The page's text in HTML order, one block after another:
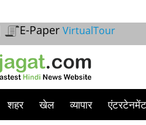
E-Paper VirtualTour
शहर खेल व्यापार एंटरटेनमेंट